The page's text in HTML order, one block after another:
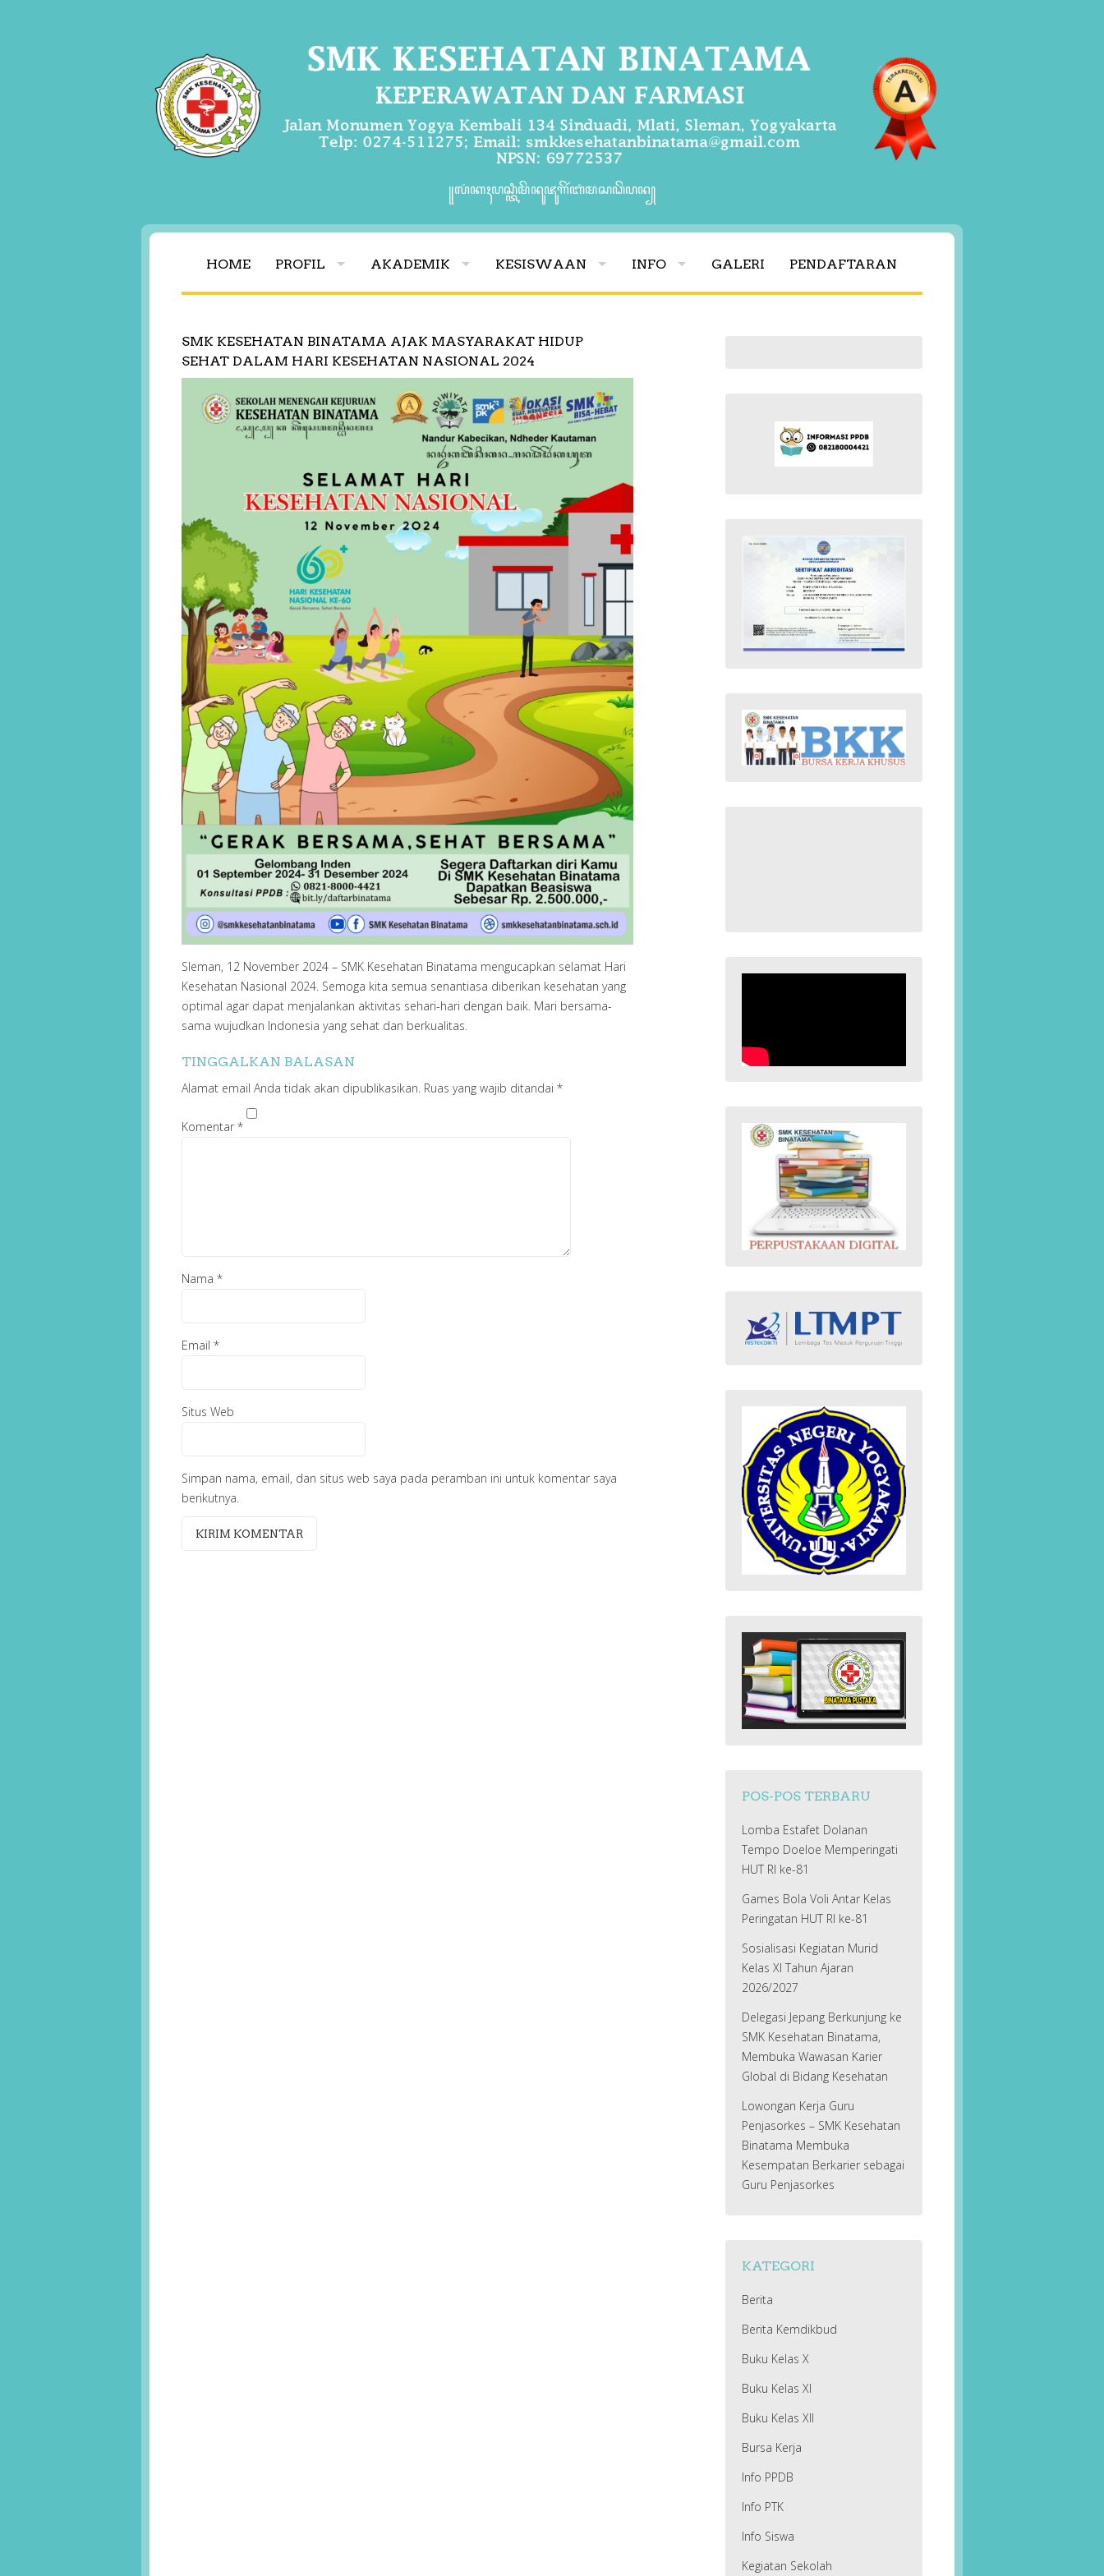
꧋ꦭꦁꦏꦃꦥꦱ꧀ꦠꦶꦩꦼꦤꦸꦗꦸꦒꦼꦂꦧꦁꦩꦱꦣꦼꦥꦤ꧀
HOME PROFIL AKADEMIK KESISWAAN INFO GALERI PENDAFTARAN
SMK KESEHATAN BINATAMA AJAK MASYARAKAT HIDUP
SEHAT DALAM HARI KESEHATAN NASIONAL 2024
Sleman, 12 November 2024 – SMK Kesehatan Binatama mengucapkan selamat Hari
Kesehatan Nasional 2024. Semoga kita semua senantiasa diberikan kesehatan yang
optimal agar dapat menjalankan aktivitas sehari-hari dengan baik. Mari bersama-
sama wujudkan Indonesia yang sehat dan berkualitas.
TINGGALKAN BALASAN
Alamat email Anda tidak akan dipublikasikan. Ruas yang wajib ditandai*
Komentar*
Nama*
Email*
Situs Web
Simpan nama, email, dan situs web saya pada peramban ini untuk komentar saya
berikutnya.
POS-POS TERBARU
Lomba Estafet Dolanan
Tempo Doeloe Memperingati
HUT RI ke-81
Games Bola Voli Antar Kelas
Peringatan HUT RI ke-81
Sosialisasi Kegiatan Murid
Kelas XI Tahun Ajaran
2026/2027
Delegasi Jepang Berkunjung ke
SMK Kesehatan Binatama,
Membuka Wawasan Karier
Global di Bidang Kesehatan
Lowongan Kerja Guru
Penjasorkes – SMK Kesehatan
Binatama Membuka
Kesempatan Berkarier sebagai
Guru Penjasorkes
KATEGORI
Berita
Berita Kemdikbud
Buku Kelas X
Buku Kelas XI
Buku Kelas XII
Bursa Kerja
Info PPDB
Info PTK
Info Siswa
Kegiatan Sekolah